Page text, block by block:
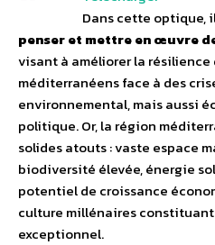
Dans cette optique,
penser et mettre en œuvre
visant à améliorer la
méditerranéens face à des
environnemental, mais aussi
politique. Or, la région
solides atouts : vaste espace
biodiversité élevée, énergie
potentiel de croissance
culture millénaires
exceptionnel.